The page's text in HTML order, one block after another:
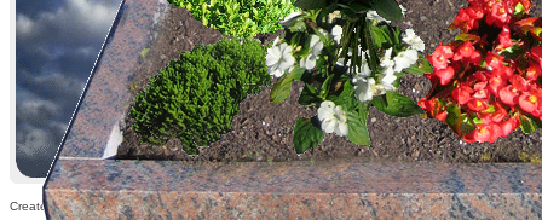
Created: 11.11.2010,